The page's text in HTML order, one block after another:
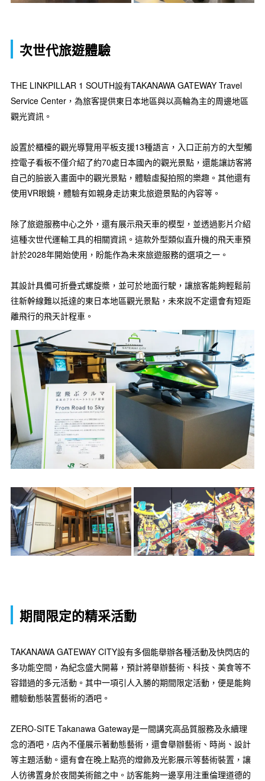
次世代旅遊體驗
THE LINKPILLAR 1 SOUTH設有TAKANAWA GATEWAY Travel
Service Center，為旅客提供東日本地區與以高輪為主的周邊地區
觀光資訊。
設置於櫃檯的觀光導覽用平板支援13種語言，入口正前方的大型觸
控電子看板不僅介紹了約70處日本國內的觀光景點，還能讓訪客將
自己的臉嵌入畫面中的觀光景點，體驗虛擬拍照的樂趣。其他還有
使用VR眼鏡，體驗有如親身走訪東北旅遊景點的內容等。
除了旅遊服務中心之外，還有展示飛天車的模型，並透過影片介紹
這種次世代運輸工具的相關資訊。這款外型類似直升機的飛天車預
計於2028年開始使用，盼能作為未來旅遊服務的選項之一。
其設計具備可折疊式螺旋槳，並可於地面行駛，讓旅客能夠輕鬆前
往新幹線難以抵達的東日本地區觀光景點，未來說不定還會有短距
離飛行的飛天計程車。
期間限定的精采活動
TAKANAWA GATEWAY CITY設有多個能舉辦各種活動及快閃店的
多功能空間，為紀念盛大開幕，預計將舉辦藝術、科技、美食等不
容錯過的多元活動。其中一項引人入勝的期間限定活動，便是能夠
體驗動態裝置藝術的酒吧。
ZERO-SITE Takanawa Gateway是一間講究高品質服務及永續理
念的酒吧，店內不僅展示著動態藝術，還會舉辦藝術、時尚、設計
等主題活動。還有會在晚上點亮的燈飾及光影展示等藝術裝置，讓
人彷彿置身於夜間美術館之中。訪客能夠一邊享用注重倫理道德的